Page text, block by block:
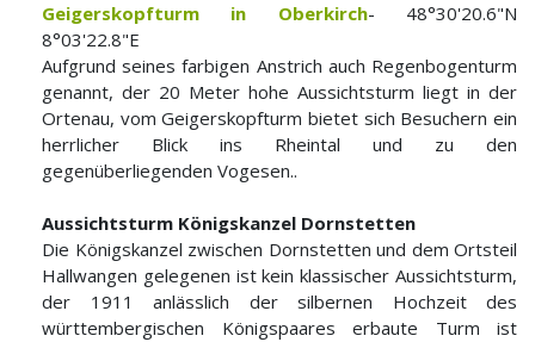
Geigerskopfturm in Oberkirch- 48°30'20.6"N
8°03'22.8"E
Aufgrund seines farbigen Anstrich auch Regenbogenturm
genannt, der 20 Meter hohe Aussichtsturm liegt in der
Ortenau, vom Geigerskopfturm bietet sich Besuchern ein
herrlicher Blick ins Rheintal und zu den
gegenüberliegenden Vogesen..
Aussichtsturm Königskanzel Dornstetten
Die Königskanzel zwischen Dornstetten und dem Ortsteil
Hallwangen gelegenen ist kein klassischer Aussichtsturm,
der 1911 anlässlich der silbernen Hochzeit des
württembergischen Königspaares erbaute Turm ist